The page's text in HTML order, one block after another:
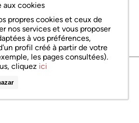
Bcn Advisors 2026
aux cookies
propres cookies et ceux de
nos services et vous proposer
à vos préférences,
profil créé à partir de votre
les pages consultées).
cliquez ici